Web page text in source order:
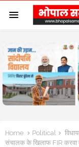
Home Political
संचालक के खिलाफ FIR करवा